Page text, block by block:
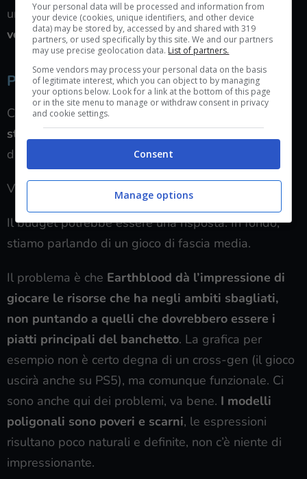
un level design così ripetitivo,qualche dubbio lo fa
venire.
Problemi di concept, problemi di esecuzione
Come avrete capito,
Earthblood ha dei limiti
strutturali palesi, che ne fanno un action rpg
davvero “povero”.
Vale la pena interrogarsi sul motivo.
Il budget potrebbe essere una risposta. In fondo,
stiamo parlando di un gioco di fascia media.
Il problema è che Earthblood dà l’impressione di
giocare le risorse che ha negli ambiti sbagliati,
non puntando a quelli che dovrebbero essere i
piatti principali del banchetto. La grafica per
esempio non è certo degna di un cross-gen (il gioco
uscirà anche su PS5), ma comunque funzionale. Ci
sono anche qui dei problemi, va bene. I modelli
poligonali sono poveri e scarni, le espressioni
risultano poco naturali e definite, non c’è niente di
impressionante.
Your personal data will be processed and information from
your device (cookies, unique identifiers, and other device
data) may be stored by, accessed by and shared with 319
partners, or used specifically by this site. We and our partners
may use precise geolocation data. List of partners.
Some vendors may process your personal data on the basis
of legitimate interest, which you can object to by managing
your options below. Look for a link at the bottom of this page
or in the site menu to manage or withdraw consent in privacy
and cookie settings.
Consent
Manage options